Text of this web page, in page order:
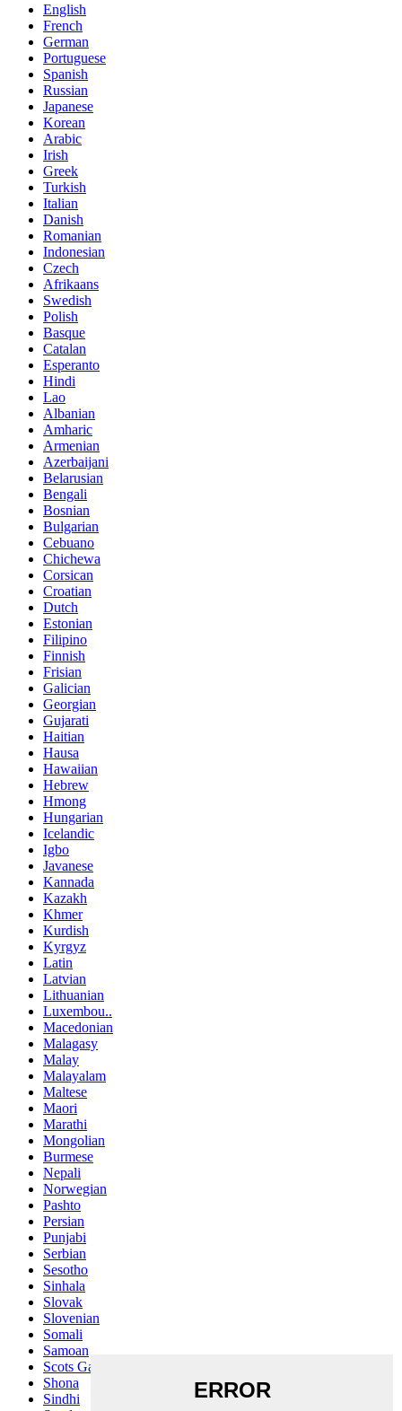
English
French
German
Portuguese
Spanish
Russian
Japanese
Korean
Arabic
Irish
Greek
Turkish
Italian
Danish
Romanian
Indonesian
Czech
Afrikaans
Swedish
Polish
Basque
Catalan
Esperanto
Hindi
Lao
Albanian
Amharic
Armenian
Azerbaijani
Belarusian
Bengali
Bosnian
Bulgarian
Cebuano
Chichewa
Corsican
Croatian
Dutch
Estonian
Filipino
Finnish
Frisian
Galician
Georgian
Gujarati
Haitian
Hausa
Hawaiian
Hebrew
Hmong
Hungarian
Icelandic
Igbo
Javanese
Kannada
Kazakh
Khmer
Kurdish
Kyrgyz
Latin
Latvian
Lithuanian
Luxembou..
Macedonian
Malagasy
Malay
Malayalam
Maltese
Maori
Marathi
Mongolian
Burmese
Nepali
Norwegian
Pashto
Persian
Punjabi
Serbian
Sesotho
Sinhala
Slovak
Slovenian
Somali
Samoan
Scots Gaelic
Shona
Sindhi